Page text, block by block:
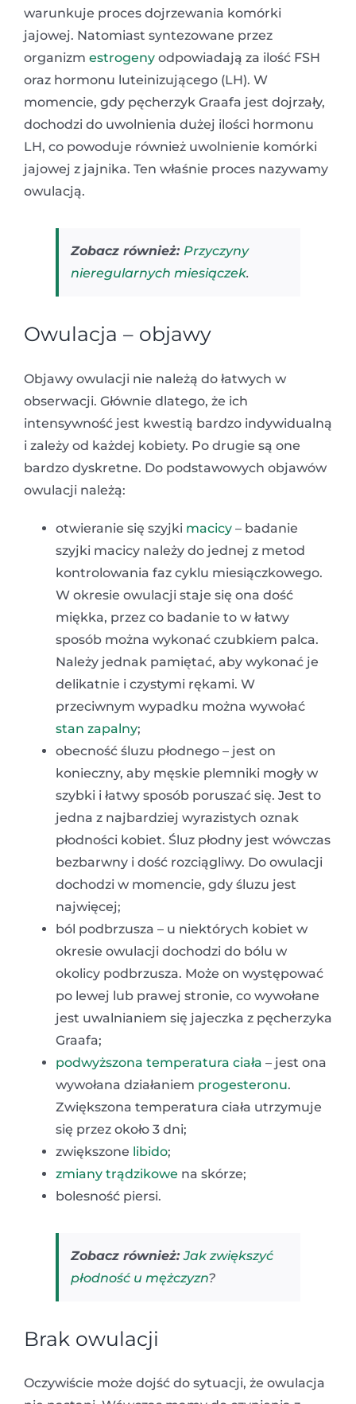
warunkuje proces dojrzewania komórki
jajowej. Natomiast syntezowane przez
organizm estrogeny odpowiadają za ilość FSH
oraz hormonu luteinizującego (LH). W
momencie, gdy pęcherzyk Graafa jest dojrzały,
dochodzi do uwolnienia dużej ilości hormonu
LH, co powoduje również uwolnienie komórki
jajowej z jajnika. Ten właśnie proces nazywamy
owulacją.
Zobacz również: Przyczyny
nieregularnych miesiączek.
Owulacja – objawy
Objawy owulacji nie należą do łatwych w
obserwacji. Głównie dlatego, że ich
intensywność jest kwestią bardzo indywidualną
i zależy od każdej kobiety. Po drugie są one
bardzo dyskretne. Do podstawowych objawów
owulacji należą:
otwieranie się szyjki macicy – badanie
szyjki macicy należy do jednej z metod
kontrolowania faz cyklu miesiączkowego.
W okresie owulacji staje się ona dość
miękka, przez co badanie to w łatwy
sposób można wykonać czubkiem palca.
Należy jednak pamiętać, aby wykonać je
delikatnie i czystymi rękami. W
przeciwnym wypadku można wywołać
stan zapalny;
obecność śluzu płodnego – jest on
konieczny, aby męskie plemniki mogły w
szybki i łatwy sposób poruszać się. Jest to
jedna z najbardziej wyrazistych oznak
płodności kobiet. Śluz płodny jest wówczas
bezbarwny i dość rozciągliwy. Do owulacji
dochodzi w momencie, gdy śluzu jest
najwięcej;
ból podbrzusza – u niektórych kobiet w
okresie owulacji dochodzi do bólu w
okolicy podbrzusza. Może on występować
po lewej lub prawej stronie, co wywołane
jest uwalnianiem się jajeczka z pęcherzyka
Graafa;
podwyższona temperatura ciała – jest ona
wywołana działaniem progesteronu.
Zwiększona temperatura ciała utrzymuje
się przez około 3 dni;
zwiększone libido;
zmiany trądzikowe na skórze;
bolesność piersi.
Zobacz również:Jak zwiększyć
płodność u mężczyzn?
Brak owulacji
Oczywiście może dojść do sytuacji, że owulacja